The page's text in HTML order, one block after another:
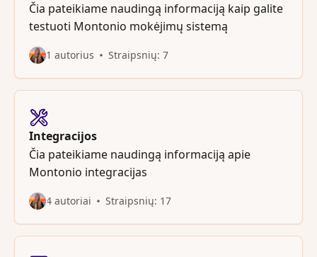
Čia pateikiame naudingą informaciją kaip galite
testuoti Montonio mokėjimų sistemą
1 autorius Straipsnių: 7
Integracijos
Čia pateikiame naudingą informaciją apie
Montonio integracijas
4 autoriai Straipsnių: 17